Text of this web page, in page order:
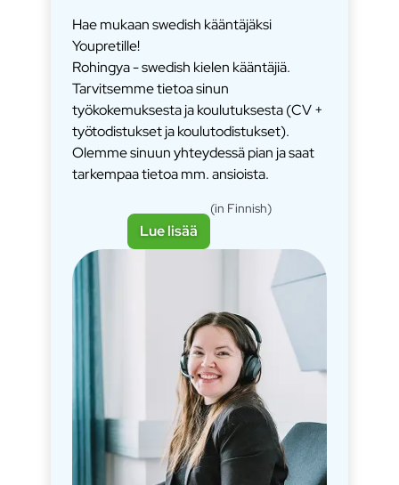
Hae mukaan swedish kääntäjäksi
Youpretille!
Rohingya - swedish kielen kääntäjiä.
Tarvitsemme tietoa sinun
työkokemuksesta ja koulutuksesta (CV +
työtodistukset ja koulutodistukset).
Olemme sinuun yhteydessä pian ja saat
tarkempaa tietoa mm. ansioista.
Lue lisää
(in Finnish)